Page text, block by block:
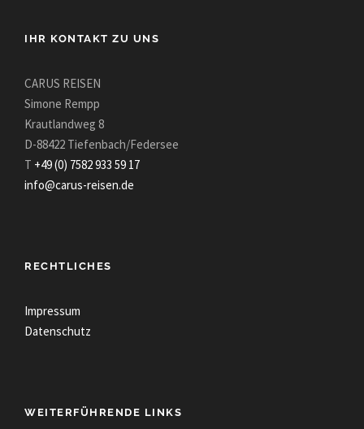
IHR KONTAKT ZU UNS
CARUS REISEN
Simone Rempp
Krautlandweg 8
D-88422 Tiefenbach/Federsee
T +49 (0) 7582 933 59 17
info@carus-reisen.de
RECHTLICHES
Impressum
Datenschutz
WEITERFÜHRENDE LINKS